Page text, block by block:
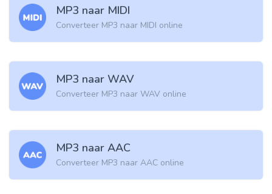
MP3 naar MIDI
Converteer MP3 naar MIDI online
MP3 naar WAV
Converteer MP3 naar WAV online
MP3 naar AAC
Converteer MP3 naar AAC online